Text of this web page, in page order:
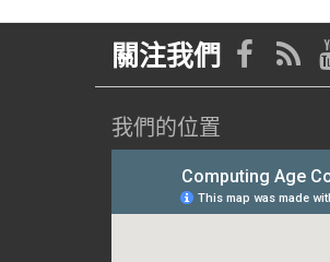
關注我們
我們的位置